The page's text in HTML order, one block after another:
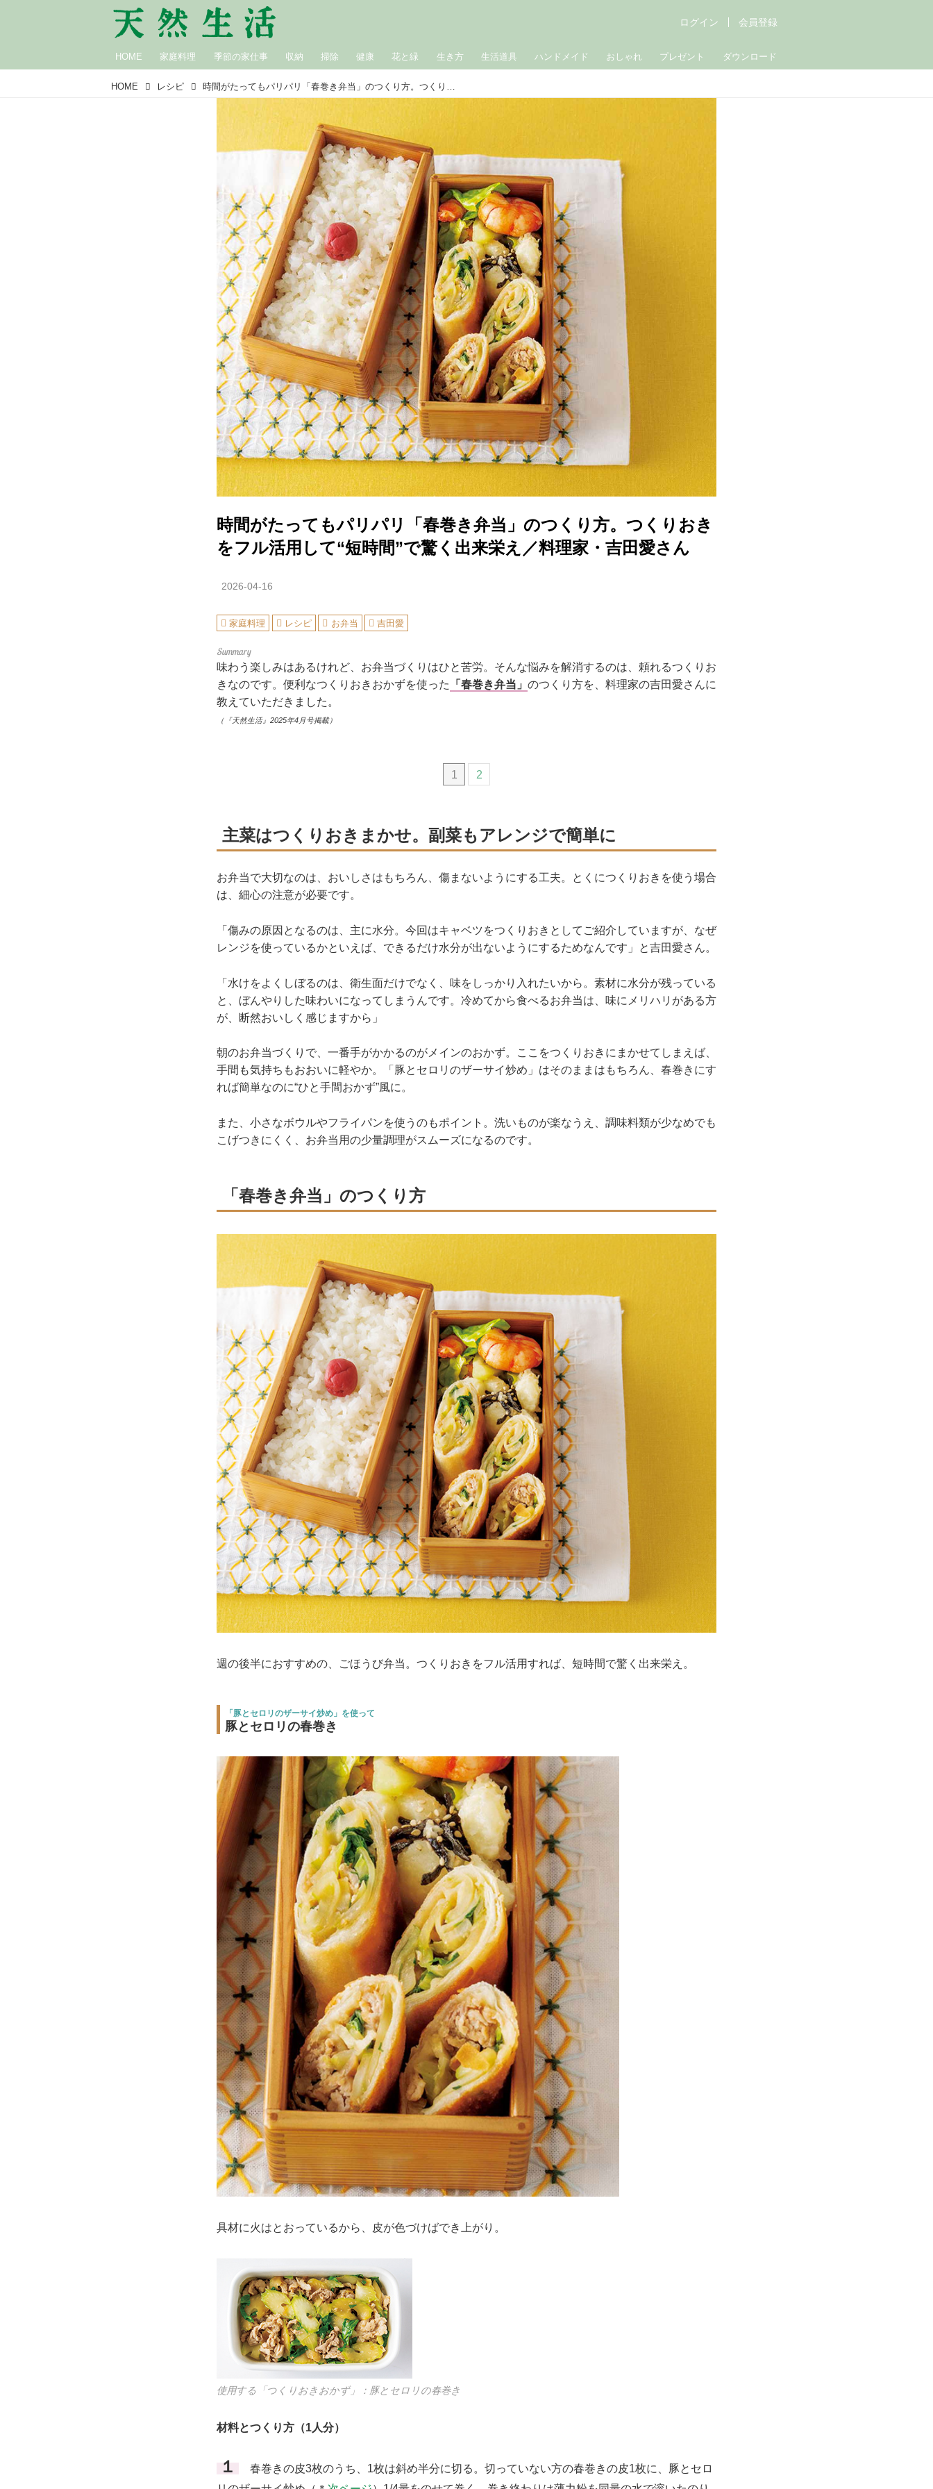
HOME 家庭料理 季節の家仕事 収納 掃除 健康 花と緑 生き方 生活道具 ハンドメイド おしゃれ プレゼント ダウンロード
ログイン 会員登録
HOME レシピ 時間がたってもパリパリ「春巻き弁当」のつくり方。つくりおきをフル活用して“短時間”で驚く出来栄え／料理家・吉田愛さん
時間がたってもパリパリ「春巻き弁当」のつくり方。つくりおき
をフル活用して“短時間”で驚く出来栄え／料理家・吉田愛さん
2026-04-16
家庭料理 レシピ お弁当 吉田愛
味わう楽しみはあるけれど、お弁当づくりはひと苦労。そんな悩みを解消するのは、頼れるつくりお
きなのです。便利なつくりおきおかずを使った
「春巻き弁当」 のつくり方を、料理家の吉田愛さんに
教えていただきました。
（『天然生活』2025年4月号掲載）
1 2
主菜はつくりおきまかせ。副菜もアレンジで簡単に
お弁当で大切なのは、おいしさはもちろん、傷まないようにする工夫。とくにつくりおきを使う場合
は、細心の注意が必要です。
「傷みの原因となるのは、主に水分。今回はキャベツをつくりおきとしてご紹介していますが、なぜ
レンジを使っているかといえば、できるだけ水分が出ないようにするためなんです」と吉田愛さん。
「水けをよくしぼるのは、衛生面だけでなく、味をしっかり入れたいから。素材に水分が残っている
と、ぼんやりした味わいになってしまうんです。冷めてから食べるお弁当は、味にメリハリがある方
が、断然おいしく感じますから」
朝のお弁当づくりで、一番手がかかるのがメインのおかず。ここをつくりおきにまかせてしまえば、
手間も気持ちもおおいに軽やか。「豚とセロリのザーサイ炒め」はそのままはもちろん、春巻きにす
れば簡単なのに“ひと手間おかず”風に。
また、小さなボウルやフライパンを使うのもポイント。洗いものが楽なうえ、調味料類が少なめでも
こげつきにくく、お弁当用の少量調理がスムーズになるのです。
「春巻き弁当」のつくり方
週の後半におすすめの、ごほうび弁当。つくりおきをフル活用すれば、短時間で驚く出来栄え。
「豚とセロリのザーサイ炒め」を使って
豚とセロリの春巻き
具材に火はとおっているから、皮が色づけばでき上がり。
使用する「つくりおきおかず」：豚とセロリの春巻き
材料とつくり方（1人分）
１
春巻きの皮3枚のうち、1枚は斜め半分に切る。切っていない方の春巻きの皮1枚に、豚とセロ